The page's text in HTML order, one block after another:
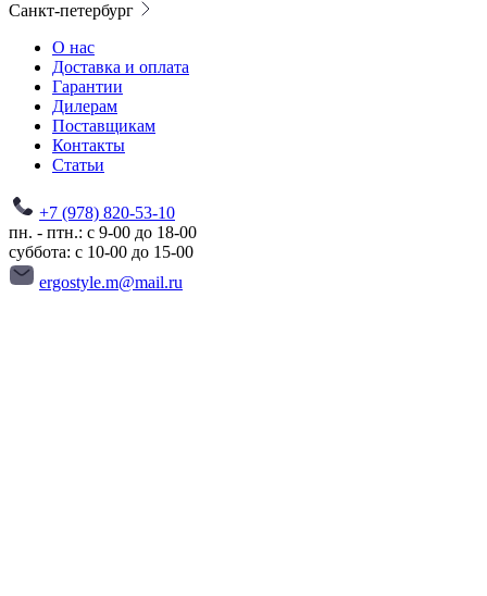
Санкт-петербург
О нас
Доставка и оплата
Гарантии
Дилерам
Поставщикам
Контакты
Статьи
+7 (978) 820-53-10
пн. - птн.: с 9-00 до 18-00
суббота: с 10-00 до 15-00
ergostyle.m@mail.ru